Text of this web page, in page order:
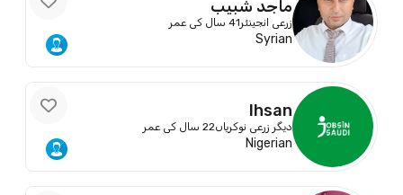
ماجد شبيب
زرعی انجینئر41 سال کی عمر
Syrian
Ihsan
دیگر زرعی نوکریاں22 سال کی عمر
Nigerian